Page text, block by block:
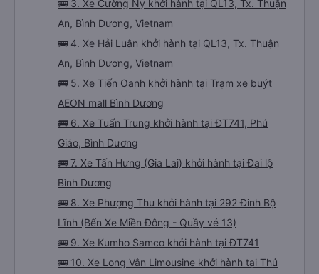
🚌 3. Xe Cường Ny khởi hành tại QL13, Tx. Thuận
An, Bình Dương, Vietnam
🚌 4. Xe Hải Luân khởi hành tại QL13, Tx. Thuận
An, Bình Dương, Vietnam
🚌 5. Xe Tiến Oanh khởi hành tại Trạm xe buýt
AEON mall Bình Dương
🚌 6. Xe Tuấn Trung khởi hành tại ĐT741, Phú
Giáo, Bình Dương
🚌 7. Xe Tấn Hưng (Gia Lai) khởi hành tại Đại lộ
Bình Dương
🚌 8. Xe Phượng Thu khởi hành tại 292 Đinh Bộ
Lĩnh (Bến Xe Miền Đông - Quầy vé 13)
🚌 9. Xe Kumho Samco khởi hành tại ĐT741
🚌 10. Xe Long Vân Limousine khởi hành tại Thủ